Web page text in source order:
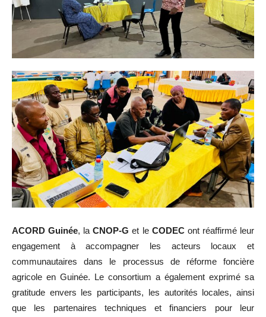
ACORD Guinée, laCNOP-G et le CODECont réaffirmé leur
engagement à accompagner les acteurs locaux et
communautaires dans le processus de réforme foncière
agricole en Guinée. Le consortium a également exprimé sa
gratitude envers les participants, les autorités locales, ainsi
que les partenaires techniques et financiers pour leur